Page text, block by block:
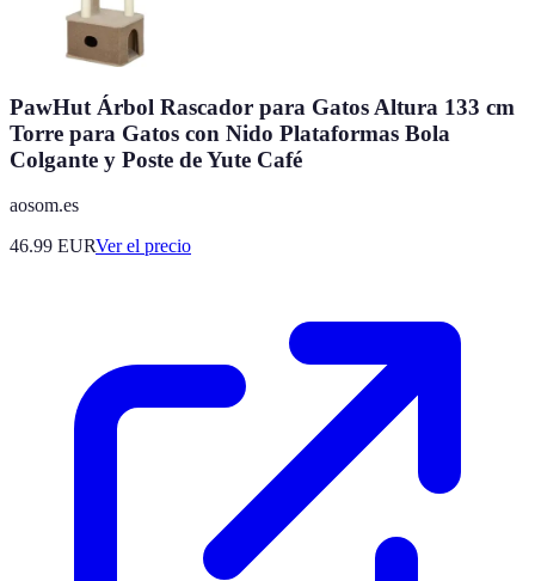
PawHut Árbol Rascador para Gatos Altura 133 cm
Torre para Gatos con Nido Plataformas Bola
Colgante y Poste de Yute Café
aosom.es
46.99 EURVer el precio